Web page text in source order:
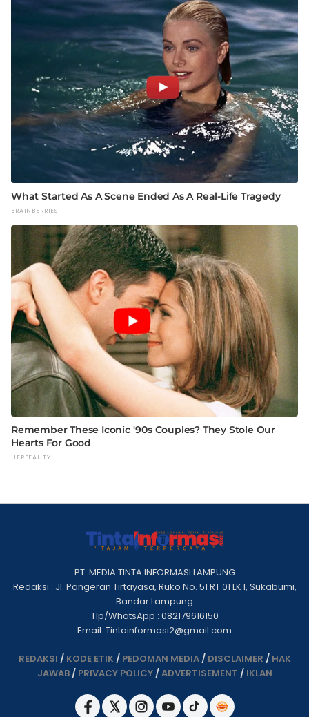
PT. MEDIA TINTA INFORMASI LAMPUNG
Redaksi : Jl. Pangeran Tirtayasa, Ruko No. 51 RT 01 LK I, Sukabumi,
Bandar Lampung
Tlp/WhatsApp : 082179616150
Email: Tintainformasi2@gmail.com
REDAKSI / KODE ETIK / PEDOMAN MEDIA/ DISCLAIMER / HAK
JAWAB/ PRIVACY POLICY/ADVERTISEMENT / IKLAN